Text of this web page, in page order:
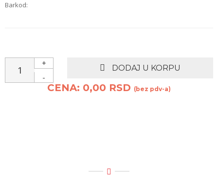
Barkod:
+
-
DODAJ U KORPU
CENA: 0,00 RSD (bez pdv-a)